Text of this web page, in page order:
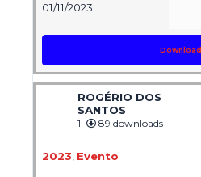
01/11/2023
Download
ROGÉRIO DOS
SANTOS
1 89 downloads
2023 Evento